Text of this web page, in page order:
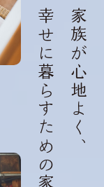
家族が心地よく、
幸せに暮らすための家。